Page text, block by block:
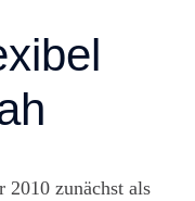
zunächst als